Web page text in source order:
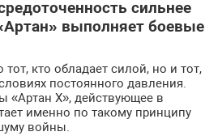
сильнее
выполняет боевые
кто обладает силой, но и тот,
постоянного давления.
«Артан Х», действующее в
именно по такому принципу
войны.